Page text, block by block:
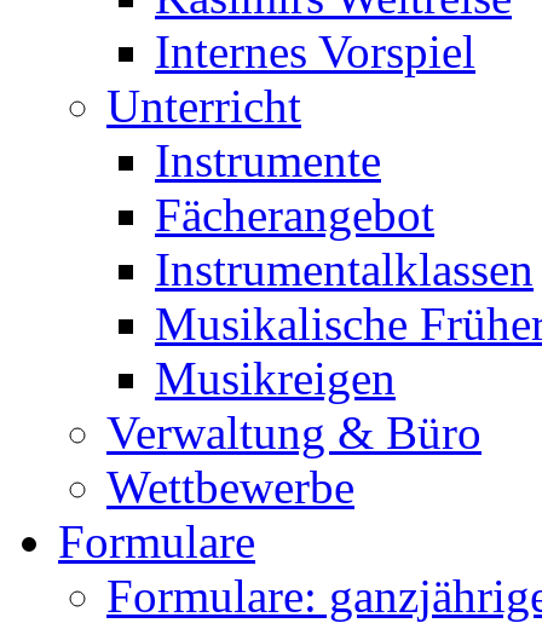
Internes Vorspiel
Unterricht
Instrumente
Fächerangebot
Instrumentalklassen
Musikalische
Musikreigen
Verwaltung & Büro
Wettbewerbe
Formulare
Formulare: